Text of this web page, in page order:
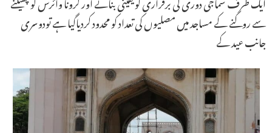
سے روکنے کے مساجد میں مصلیوں کی تعداد کو محدود کردیاگیا ہے تودوسری
جانب عید کے